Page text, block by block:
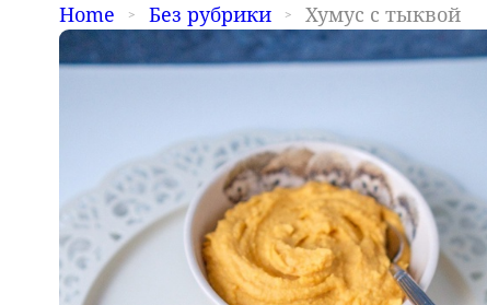
Home Без рубрики Хумус с тыквой